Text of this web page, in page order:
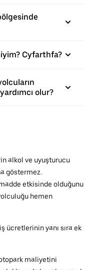
Cyfarthfa?
olur?
alkol ve uyuşturucu
göstermez.
etkisinde olduğunu
hemen
ücretlerinin yanı sıra ek
maliyetini